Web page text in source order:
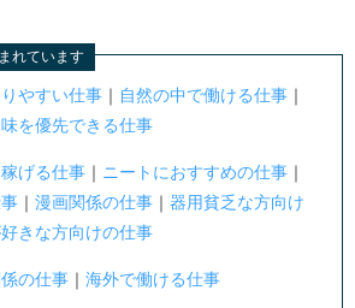
れています
やすい仕事 ｜ 自然の中で働ける仕事 ｜
を優先できる仕事
げる仕事 ｜ ニートにおすすめの仕事 ｜
｜漫画関係の仕事 ｜器用貧乏な方向け
きな方向けの仕事
の仕事 ｜海外で働ける仕事